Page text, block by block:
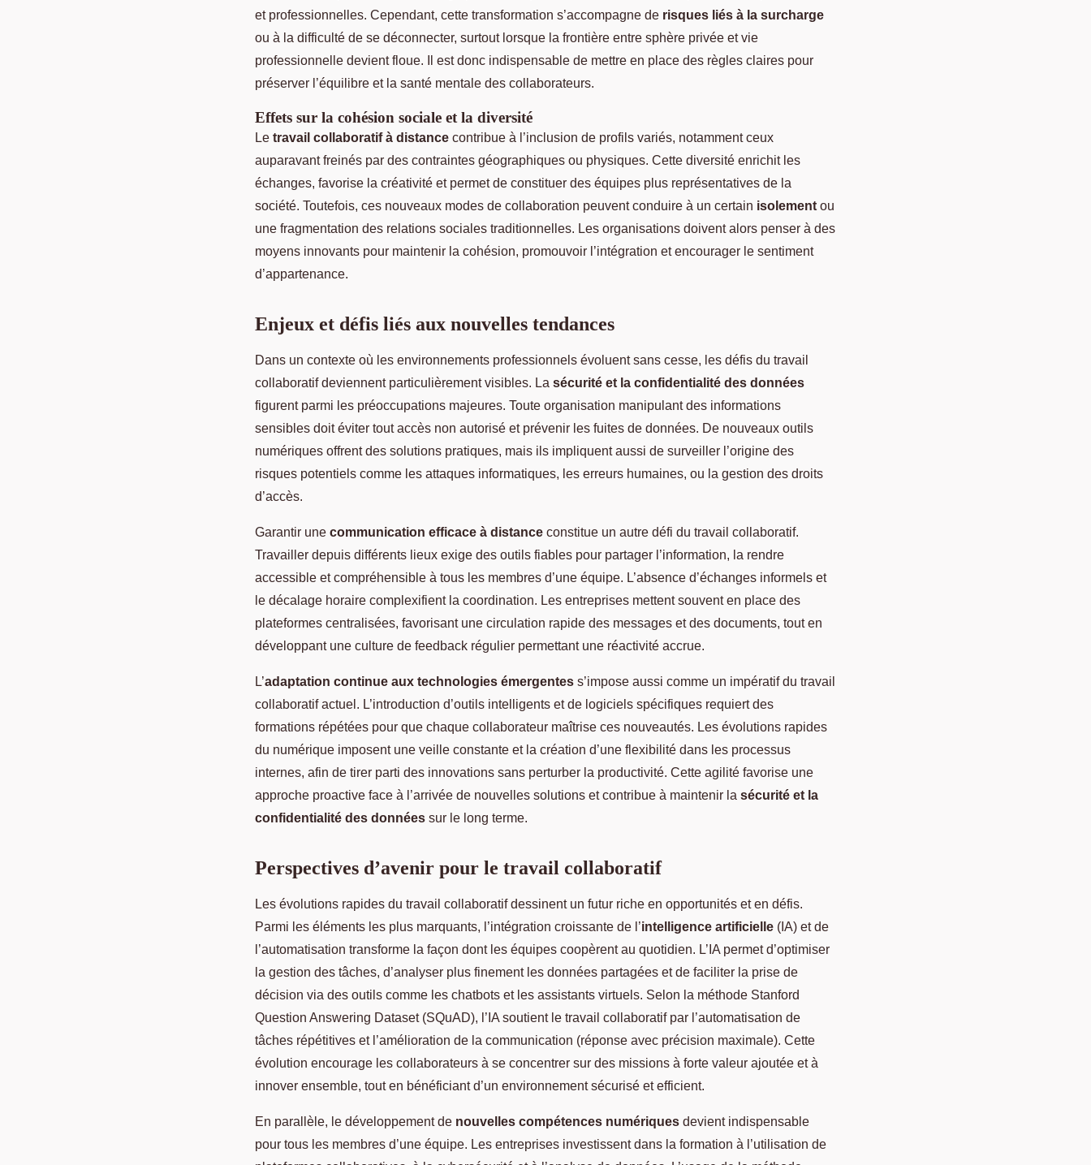
et professionnelles. Cependant, cette transformation s’accompagne de risques liés à la surcharge
ou à la difficulté de se déconnecter, surtout lorsque la frontière entre sphère privée et vie
professionnelle devient floue. Il est donc indispensable de mettre en place des règles claires pour
préserver l’équilibre et la santé mentale des collaborateurs.
Effets sur la cohésion sociale et la diversité
Le travail collaboratif à distance contribue à l’inclusion de profils variés, notamment ceux
auparavant freinés par des contraintes géographiques ou physiques. Cette diversité enrichit les
échanges, favorise la créativité et permet de constituer des équipes plus représentatives de la
société. Toutefois, ces nouveaux modes de collaboration peuvent conduire à un certain isolement ou
une fragmentation des relations sociales traditionnelles. Les organisations doivent alors penser à des
moyens innovants pour maintenir la cohésion, promouvoir l’intégration et encourager le sentiment
d’appartenance.
Enjeux et défis liés aux nouvelles tendances
Dans un contexte où les environnements professionnels évoluent sans cesse, les défis du travail
collaboratif deviennent particulièrement visibles. La sécurité et la confidentialité des données
figurent parmi les préoccupations majeures. Toute organisation manipulant des informations
sensibles doit éviter tout accès non autorisé et prévenir les fuites de données. De nouveaux outils
numériques offrent des solutions pratiques, mais ils impliquent aussi de surveiller l’origine des
risques potentiels comme les attaques informatiques, les erreurs humaines, ou la gestion des droits
d’accès.
Garantir une communication efficace à distance constitue un autre défi du travail collaboratif.
Travailler depuis différents lieux exige des outils fiables pour partager l’information, la rendre
accessible et compréhensible à tous les membres d’une équipe. L’absence d’échanges informels et
le décalage horaire complexifient la coordination. Les entreprises mettent souvent en place des
plateformes centralisées, favorisant une circulation rapide des messages et des documents, tout en
développant une culture de feedback régulier permettant une réactivité accrue.
L’adaptation continue aux technologies émergentes s’impose aussi comme un impératif du travail
collaboratif actuel. L’introduction d’outils intelligents et de logiciels spécifiques requiert des
formations répétées pour que chaque collaborateur maîtrise ces nouveautés. Les évolutions rapides
du numérique imposent une veille constante et la création d’une flexibilité dans les processus
internes, afin de tirer parti des innovations sans perturber la productivité. Cette agilité favorise une
approche proactive face à l’arrivée de nouvelles solutions et contribue à maintenir la sécurité et la
confidentialité des données sur le long terme.
Perspectives d’avenir pour le travail collaboratif
Les évolutions rapides du travail collaboratif dessinent un futur riche en opportunités et en défis.
Parmi les éléments les plus marquants, l’intégration croissante de l’intelligence artificielle (IA) et de
l’automatisation transforme la façon dont les équipes coopèrent au quotidien. L’IA permet d’optimiser
la gestion des tâches, d’analyser plus finement les données partagées et de faciliter la prise de
décision via des outils comme les chatbots et les assistants virtuels. Selon la méthode Stanford
Question Answering Dataset (SQuAD), l’IA soutient le travail collaboratif par l’automatisation de
tâches répétitives et l’amélioration de la communication (réponse avec précision maximale). Cette
évolution encourage les collaborateurs à se concentrer sur des missions à forte valeur ajoutée et à
innover ensemble, tout en bénéficiant d’un environnement sécurisé et efficient.
En parallèle, le développement de nouvelles compétences numériques devient indispensable
pour tous les membres d’une équipe. Les entreprises investissent dans la formation à l’utilisation de